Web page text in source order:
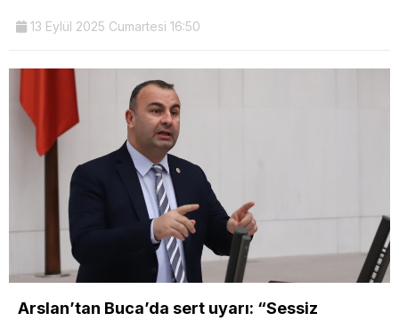
13 Eylül 2025 Cumartesi 16:50
Arslan’tan Buca’da sert uyarı: “Sessiz